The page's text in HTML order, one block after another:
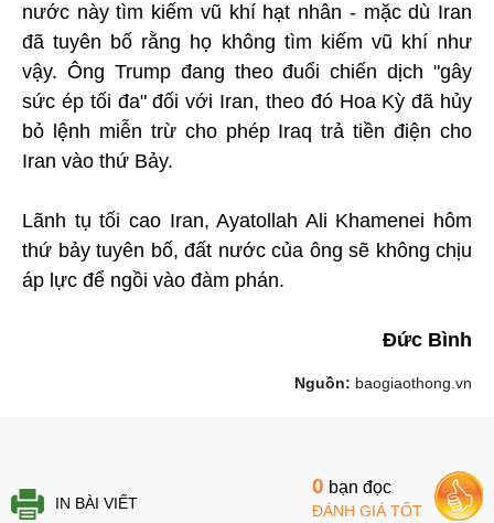
nước này tìm kiếm vũ khí hạt nhân - mặc dù Iran
đã tuyên bố rằng họ không tìm kiếm vũ khí như
vậy. Ông Trump đang theo đuổi chiến dịch "gây
sức ép tối đa" đối với Iran, theo đó Hoa Kỳ đã hủy
bỏ lệnh miễn trừ cho phép Iraq trả tiền điện cho
Iran vào thứ Bảy.
Lãnh tụ tối cao Iran, Ayatollah Ali Khamenei hôm
thứ bảy tuyên bố, đất nước của ông sẽ không chịu
áp lực để ngồi vào đàm phán.
Đức Bình
Nguồn: baogiaothong.vn
IN BÀI VIẾT
0 bạn đọc
ĐÁNH GIÁ TỐT